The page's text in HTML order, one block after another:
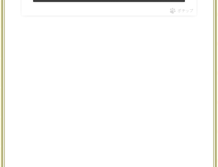
ポチップ